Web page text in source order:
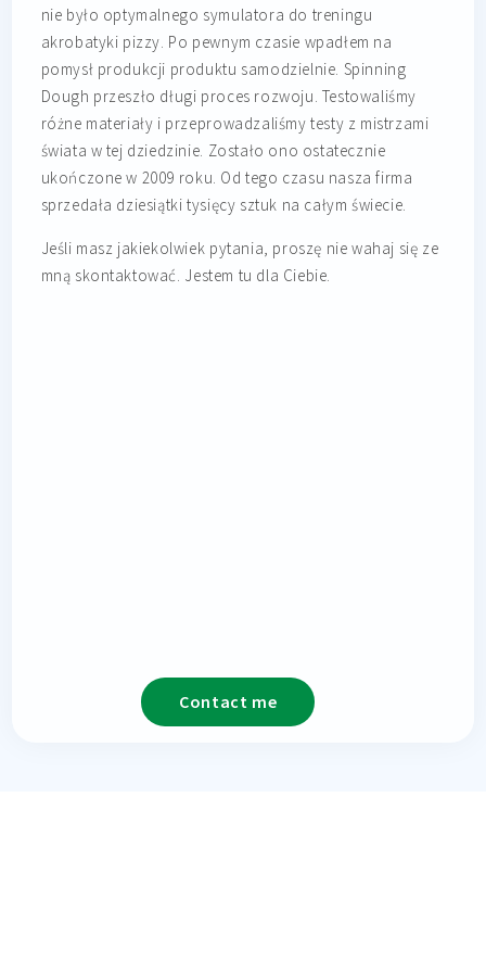
Contact me
nie było optymalnego symulatora do treningu
akrobatyki pizzy. Po pewnym czasie wpadłem na
pomysł produkcji produktu samodzielnie. Spinning
Dough przeszło długi proces rozwoju. Testowaliśmy
różne materiały i przeprowadzaliśmy testy z mistrzami
świata w tej dziedzinie. Zostało ono ostatecznie
ukończone w 2009 roku. Od tego czasu nasza firma
sprzedała dziesiątki tysięcy sztuk na całym świecie.
Jeśli masz jakiekolwiek pytania, proszę nie wahaj się ze
mną skontaktować. Jestem tu dla Ciebie.